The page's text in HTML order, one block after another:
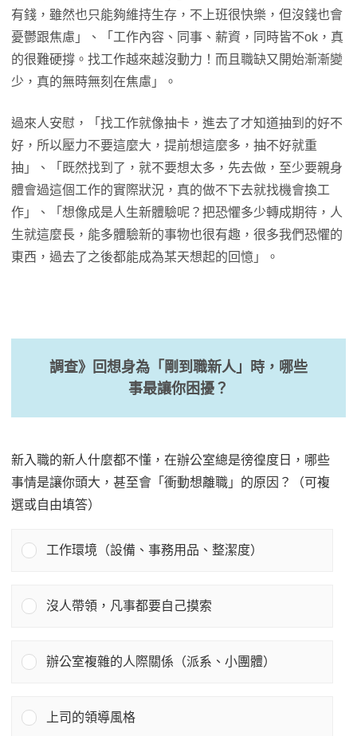
有錢，雖然也只能夠維持生存，不上班很快樂，但沒錢也會
憂鬱跟焦慮」、「工作內容、同事、薪資，同時皆不ok，真
的很難硬撐。找工作越來越沒動力！而且職缺又開始漸漸變
少，真的無時無刻在焦慮」。
過來人安慰，「找工作就像抽卡，進去了才知道抽到的好不
好，所以壓力不要這麼大，提前想這麼多，抽不好就重
抽」、「既然找到了，就不要想太多，先去做，至少要親身
體會過這個工作的實際狀況，真的做不下去就找機會換工
作」、「想像成是人生新體驗呢？把恐懼多少轉成期待，人
生就這麼長，能多體驗新的事物也很有趣，很多我們恐懼的
東西，過去了之後都能成為某天想起的回憶」。
調查》回想身為「剛到職新人」時，哪些
事最讓你困擾？
新入職的新人什麼都不懂，在辦公室總是徬徨度日，哪些
事情是讓你頭大，甚至會「衝動想離職」的原因？（可複
選或自由填答）
工作環境（設備、事務用品、整潔度）
沒人帶領，凡事都要自己摸索
辦公室複雜的人際關係（派系、小團體）
上司的領導風格